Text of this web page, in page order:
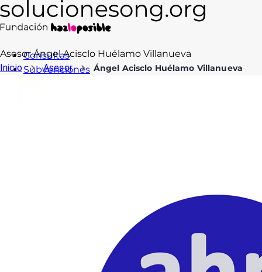
Consultas
Subvenciones
AsesorÁngel Acisclo Huélamo Villanueva
Inicio
Asesor Ángel Acisclo Huélamo Villanueva